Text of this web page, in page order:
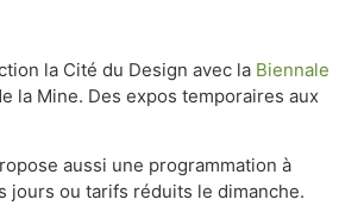
la Cité du Design avec la Biennale
la Mine. Des expos temporaires aux
aussi une programmation à
jours ou tarifs réduits le dimanche.